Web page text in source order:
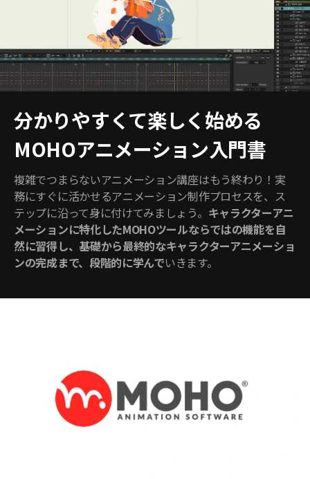
分かりやすくて楽しく始める
MOHOアニメーション入門書
複雑でつまらないアニメーション講座はもう終わり！実
務にすぐに活かせるアニメーション制作プロセスを、ス
テップに沿って身に付けてみましょう。 キャラクターアニ
メーションに特化したMOHOツールならではの機能を自
然に習得し、基礎から最終的なキャラクターアニメーショ
ンの完成まで、段階的に学んでいきます。